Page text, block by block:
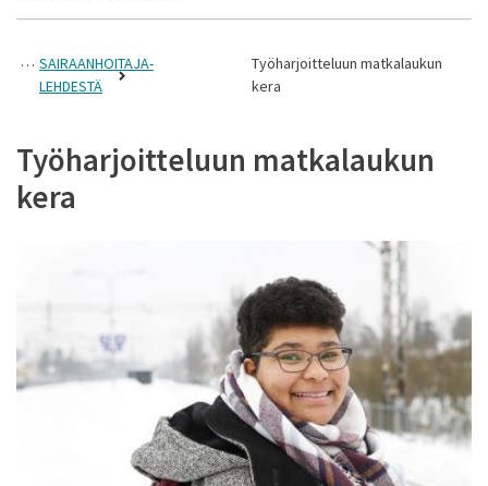
SAIRAANHOITAJA-
LEHDESTÄ
Työharjoitteluun matkalaukun
kera
Työharjoitteluun matkalaukun
kera